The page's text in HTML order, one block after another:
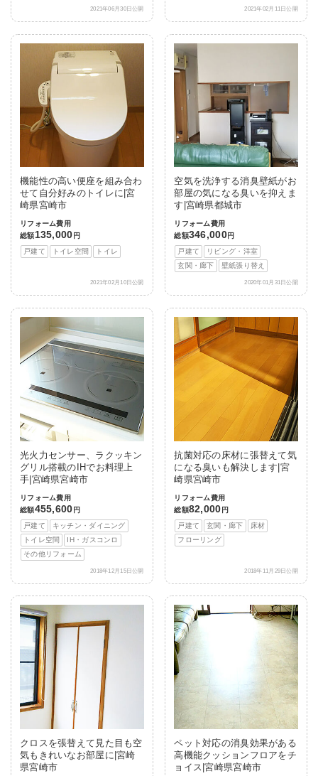
2021年06月30日公開 2021年02月11日公開
機能性の高い便座を組み合わ
せて自分好みのトイレに|宮
崎県宮崎市
リフォーム費用
総額135,000 円
戸建て
トイレ空間 トイレ
2021年02月10日公開
空気を洗浄する消臭壁紙がお
部屋の気になる臭いを抑えま
す|宮崎県都城市
リフォーム費用
総額346,000円
戸建て
リビング・洋室
玄関・廊下
壁紙張り替え
2020年01月31日公開
光火力センサー、ラクッキン
グリル搭載のIHでお料理上
手|宮崎県宮崎市
リフォーム費用
総額455,600 円
戸建て
キッチン・ダイニング
トイレ空間
IH・ガスコンロ
その他リフォーム
2018年12月15日公開
抗菌対応の床材に張替えて気
になる臭いも解決します|宮
崎県宮崎市
リフォーム費用
総額82,000 円
戸建て
玄関・廊下
床材
フローリング
2018年11月29日公開
クロスを張替えて見た目も空
気もきれいなお部屋に|宮崎
県宮崎市
ペット対応の消臭効果がある
高機能クッションフロアをチ
ョイス|宮崎県宮崎市